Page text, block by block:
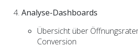
Analyse-Dashboards
Übersicht über
Conversion